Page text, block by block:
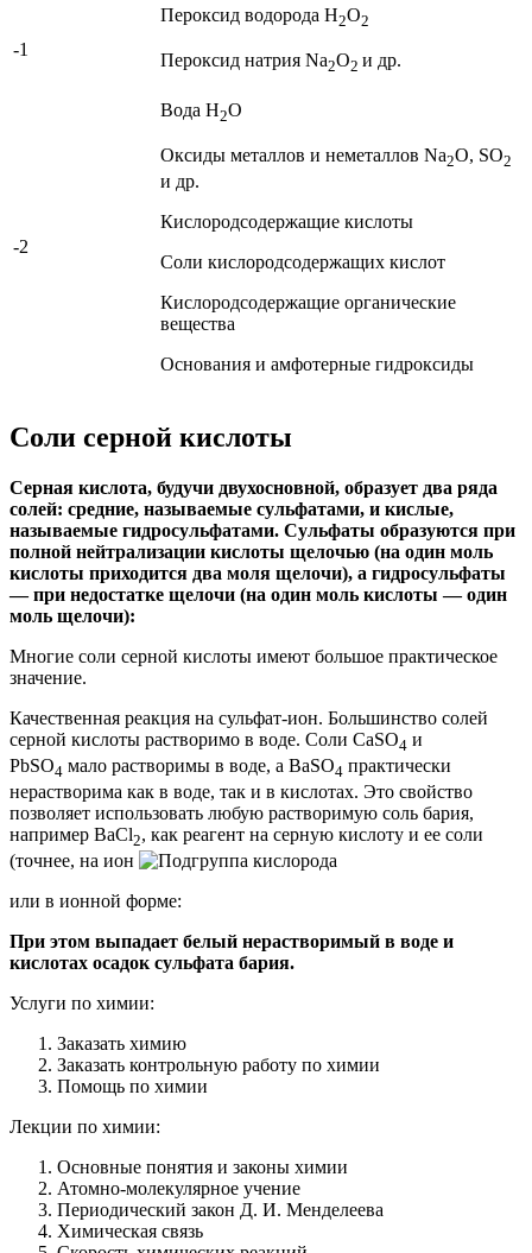
-1
Пероксид водорода H2O2
Пероксид натрия Na2O2 и др.
-2
Вода H2O
Оксиды металлов и неметаллов Na2O, SO2
и др.
Кислородсодержащие кислоты
Соли кислородсодержащих кислот
Кислородсодержащие органические
вещества
Основания и амфотерные гидроксиды
Соли серной кислоты
Серная кислота, будучи двухосновной, образует два ряда
солей: средние, называемые сульфатами, и кислые,
называемые гидросульфатами. Сульфаты образуются при
полной нейтрализации кислоты щелочью (на один моль
кислоты приходится два моля щелочи), а гидросульфаты
— при недостатке щелочи (на один моль кислоты — один
моль щелочи):
Многие соли серной кислоты имеют большое практическое
значение.
Качественная реакция на сульфат-ион. Большинство солей
серной кислоты растворимо в воде. Соли CaSO4 и
PbSO4 мало растворимы в воде, a BaSO4 практически
нерастворима как в воде, так и в кислотах. Это свойство
позволяет использовать любую растворимую соль бария,
например ВаСl2, как реагент на серную кислоту и ее соли
(точнее, на ион
или в ионной форме:
При этом выпадает белый нерастворимый в воде и
кислотах осадок сульфата бария.
Услуги по химии:
Заказать химию
Заказать контрольную работу по химии
Помощь по химии
Лекции по химии:
Основные понятия и законы химии
Атомно-молекулярное учение
Периодический закон Д. И. Менделеева
Химическая связь